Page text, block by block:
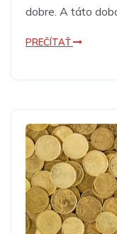
dobre. A táto
PREČÍTAŤ